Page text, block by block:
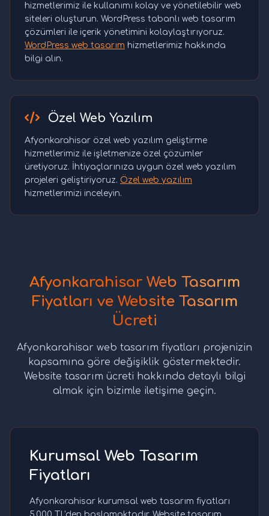
hizmetlerimiz ile kullanımı kolay ve yönetilebilir web
siteleri oluşturun. WordPress tabanlı web tasarım
çözümleri ile içerik yönetimini kolaylaştırıyoruz.
WordPress web tasarım hizmetlerimiz hakkında
bilgi alın.
Özel Web Yazılım
Afyonkarahisar özel web yazılım geliştirme
hizmetlerimiz ile işletmenize özel çözümler
üretiyoruz. İhtiyaçlarınıza uygun özel web yazılım
projeleri geliştiriyoruz. Özel web yazılım
hizmetlerimizi inceleyin.
Afyonkarahisar Web Tasarım
Fiyatları ve Website Tasarım
Ücreti
Afyonkarahisar web tasarım fiyatları projenizin
kapsamına göre değişiklik göstermektedir.
Website tasarım ücreti hakkında detaylı bilgi
almak için bizimle iletişime geçin.
Kurumsal Web Tasarım
Fiyatları
Afyonkarahisar kurumsal web tasarım fiyatları